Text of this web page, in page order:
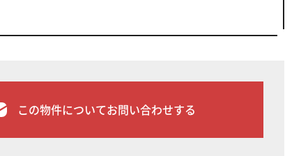
この物件についてお問い合わせする